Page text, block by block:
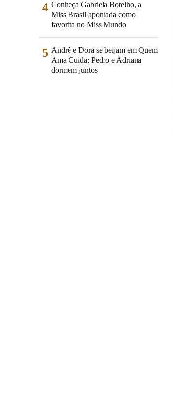
4 Conheça Gabriela Botelho, a
Miss Brasil apontada como
favorita no Miss Mundo
5 André e Dora se beijam em Quem
Ama Cuida; Pedro e Adriana
dormem juntos